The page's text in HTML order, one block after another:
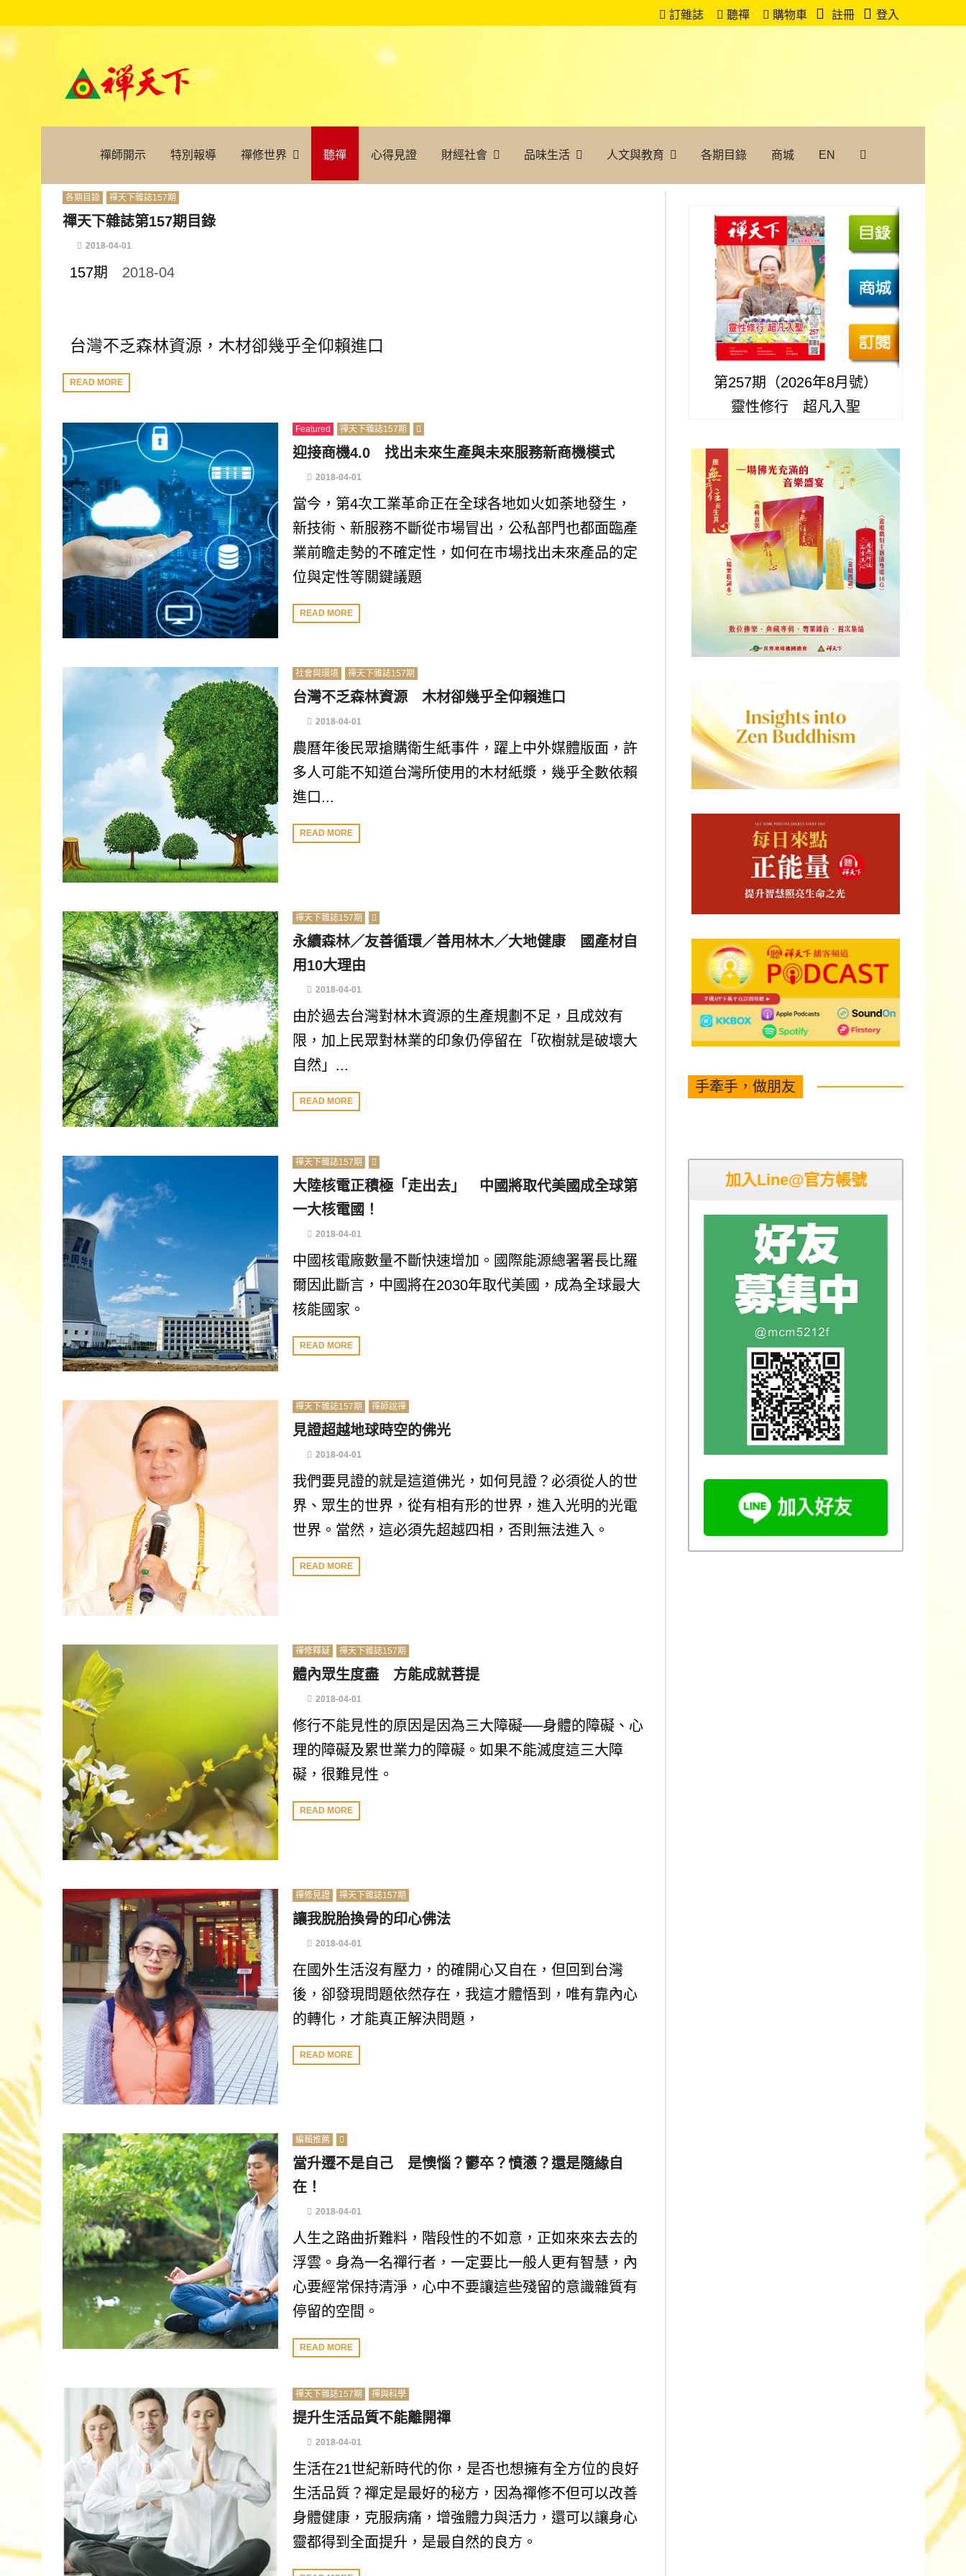
訂雜誌 聽禪 購物車 註冊 登入
禪師開示 特別報導 禪修世界 聽禪 心得見證 財經社會 品味生活 人文與教育 各期目錄 商城 EN
各期目錄 禪天下雜誌157期
禪天下雜誌第157期目錄
2018-04-01
157期 2018-04
台灣不乏森林資源，木材卻幾乎全仰賴進口
READ MORE
Featured 禪天下雜誌157期
迎接商機4.0 找出未來生產與未來服務新商機模式
2018-04-01
當今，第4次工業革命正在全球各地如火如荼地發生，
新技術、新服務不斷從市場冒出，公私部門也都面臨產
業前瞻走勢的不確定性，如何在市場找出未來產品的定
位與定性等關鍵議題
READ MORE
社會與環境 禪天下雜誌157期
台灣不乏森林資源 木材卻幾乎全仰賴進口
2018-04-01
農曆年後民眾搶購衛生紙事件，躍上中外媒體版面，許
多人可能不知道台灣所使用的木材紙漿，幾乎全數依賴
進口...
READ MORE
禪天下雜誌157期
永續森林／友善循環／善用林木／大地健康 國產材自
用10大理由
2018-04-01
由於過去台灣對林木資源的生產規劃不足，且成效有
限，加上民眾對林業的印象仍停留在「砍樹就是破壞大
自然」...
READ MORE
禪天下雜誌157期
大陸核電正積極「走出去」 中國將取代美國成全球第
一大核電國！
2018-04-01
中國核電廠數量不斷快速增加。國際能源總署署長比羅
爾因此斷言，中國將在2030年取代美國，成為全球最大
核能國家。
READ MORE
禪天下雜誌157期 禪師說禪
見證超越地球時空的佛光
2018-04-01
我們要見證的就是這道佛光，如何見證？必須從人的世
界、眾生的世界，從有相有形的世界，進入光明的光電
世界。當然，這必須先超越四相，否則無法進入。
READ MORE
禪修釋疑 禪天下雜誌157期
體內眾生度盡 方能成就菩提
2018-04-01
修行不能見性的原因是因為三大障礙──身體的障礙、心
理的障礙及累世業力的障礙。如果不能滅度這三大障
礙，很難見性。
READ MORE
禪修見證 禪天下雜誌157期
讓我脫胎換骨的印心佛法
2018-04-01
在國外生活沒有壓力，的確開心又自在，但回到台灣
後，卻發現問題依然存在，我這才體悟到，唯有靠內心
的轉化，才能真正解決問題，
READ MORE
編輯推薦
當升遷不是自己 是懊惱？鬱卒？憤懣？還是隨緣自
在！
2018-04-01
人生之路曲折難料，階段性的不如意，正如來來去去的
浮雲。身為一名禪行者，一定要比一般人更有智慧，內
心要經常保持清淨，心中不要讓這些殘留的意識雜質有
停留的空間。
READ MORE
禪天下雜誌157期 禪與科學
提升生活品質不能離開禪
2018-04-01
生活在21世紀新時代的你，是否也想擁有全方位的良好
生活品質？禪定是最好的秘方，因為禪修不但可以改善
身體健康，克服病痛，增強體力與活力，還可以讓身心
靈都得到全面提升，是最自然的良方。
第257期（2026年8月號）
靈性修行 超凡入聖
手牽手，做朋友
加入Line@官方帳號